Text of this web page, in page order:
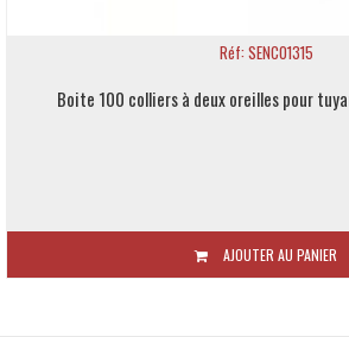
Réf: SENCO1315
Boite 100 colliers à deux oreilles pour
AJOUTER AU PANIER